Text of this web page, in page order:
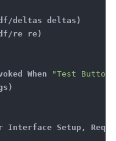
deltas)
re re)
When "Test Button"
Setup,